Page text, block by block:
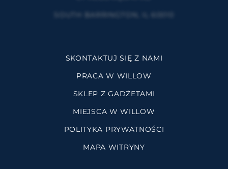
SKONTAKTUJ SIĘ Z NAMI
PRACA W WILLOW
SKLEP Z GADŻETAMI
MIEJSCA W WILLOW
POLITYKA PRYWATNOŚCI
MAPA WITRYNY